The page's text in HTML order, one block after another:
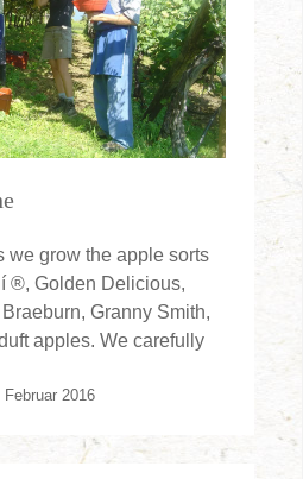
we grow the apple sorts
®, Golden Delicious,
Granny Smith,
apples. We carefully
Februar 2016